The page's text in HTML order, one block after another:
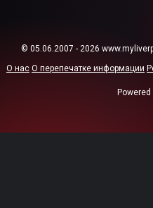
© 05.06.2007 - 2026
О нас О перепечатке информации
Powered